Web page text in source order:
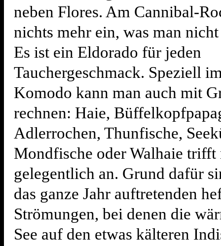
neben Flores. Am Cannibal-
nichts mehr ein, was man nicht
Es ist ein Eldorado für jeden
Tauchergeschmack. Speziell
Komodo kann man auch mit
rechnen: Haie,
Adlerrochen, Thunfische,
Mondfische oder Walhaie trifft
gelegentlich an. Grund dafür
das ganze Jahr auftretenden
Strömungen, bei denen die
See auf den etwas kälteren